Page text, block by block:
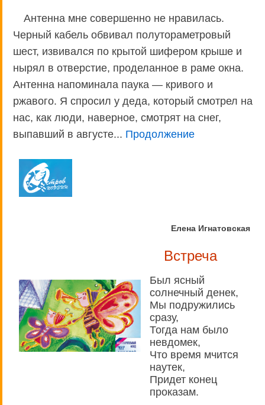
Антенна мне совершенно не нравилась.
Черный кабель обвивал полутораметровый
шест, извивался по крытой шифером крыше и
нырял в отверстие, проделанное в раме окна.
Антенна напоминала паука — кривого и
ржавого. Я спросил у деда, который смотрел на
нас, как люди, наверное, смотрят на снег,
выпавший в августе... Продолжение
Елена Игнатовская
Встреча
Был ясный
солнечный денек,
Мы подружились
сразу,
Тогда нам было
невдомек,
Что время мчится
наутек,
Придет конец
проказам.